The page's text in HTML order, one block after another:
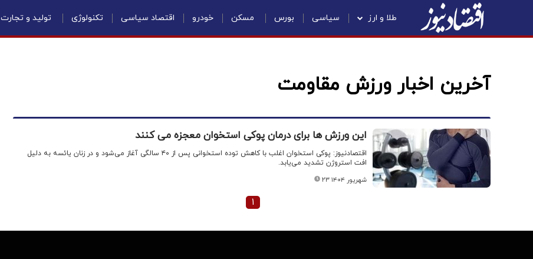
طلا و ارز سیاسی بورس مسکن خودرو اقتصاد سیاسی تکنولوژی تولید و تجارت
آخرین اخبار ورزش مقاومت
این ورزش ها برای درمان پوکی استخوان معجزه می کنند
اقتصادنیوز: پوکی استخوان اغلب با کاهش توده استخوانی پس از ۴۰ سالگی آغاز می‌شود و در زنان یائسه به دلیل
افت استروژن تشدید می‌یابد.
۲۳ شهریور ۱۴۰۴
۱